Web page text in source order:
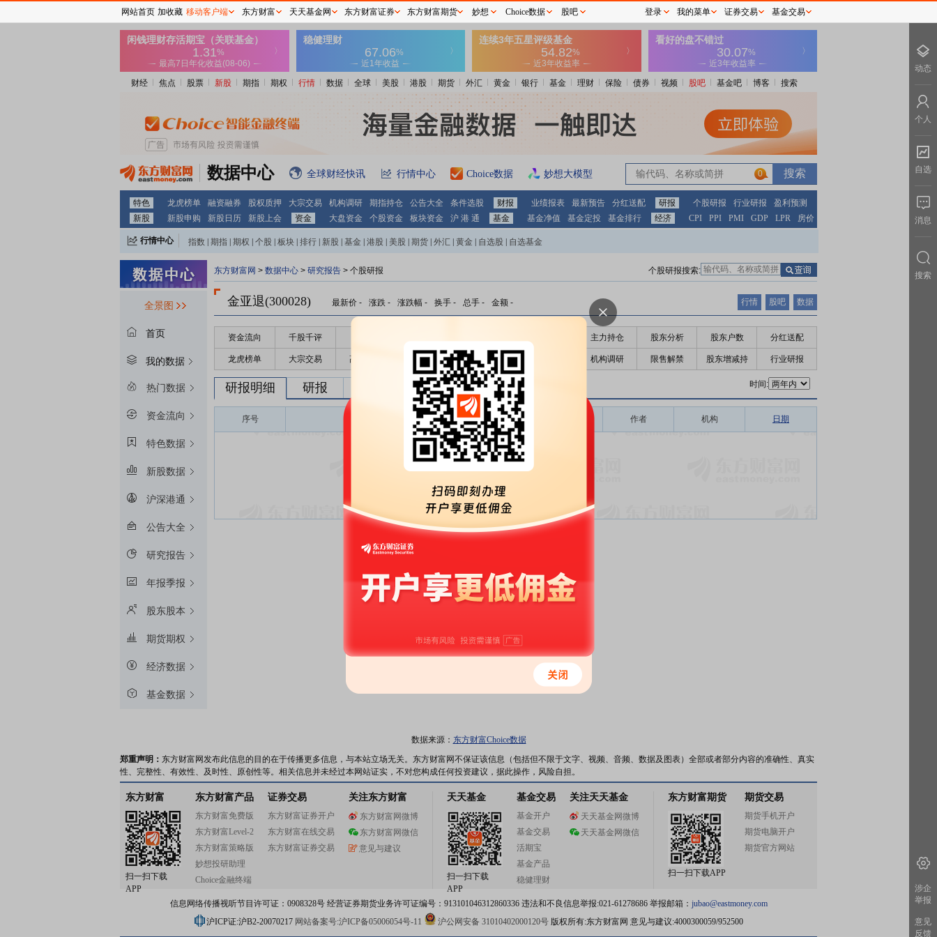
财经 焦点 股票 新股 期指 期权 行情 数据 全球 美股 港股 期货 外汇 黄金 银行 基金 理财 保险 债券 视频 股吧 基金吧 博客 搜索
数据中心 全球财经快讯 行情中心 Choice数据 妙想大模型 0
特色 龙虎榜单 融资融券 股权质押 大宗交易 机构调研 期指持仓 公告大全 条件选股 财报 业绩报表 最新预告 分红送配 研报 个股研报 行业研报
盈利预测
新股
新股申购 新股日历 新股上会 资金 大盘资金 个股资金 板块资金 沪 港 通 基金 基金净值 基金定投 基金排行 经济 CPI PPI PMI GDP LPR 房价
行情中心 指数 期指 期权 个股 板块 排行 新股 基金 港股 美股 期货 外汇 黄金 自选股 自选基金
全景图
首页
我的数据
热门数据
资金流向
特色数据
新股数据
沪深港通
公告大全
研究报告
年报季报
股东股本
期货期权
经济数据
基金数据
东方财富网 > 数据中心 > 研究报告 > 个股研报 个股研报搜索:
金亚退(300028) 最新价 - 涨跌 - 涨跌幅 - 换手 - 总手 - 金额 - 行情 股吧 数据
资金流向 千股千评 主力持仓 股东分析 股东户数 分红送配
龙虎榜单 大宗交易 高管持股 股东大会 个股研报 机构调研 限售解禁 股东增减持 行业研报
时间:
研报明细 研报
序号
东财
评级
作者 机构 日期
数据来源： 东方财富Choice数据
郑重声明： 东方财富网发布此信息的目的在于传播更多信息，与本站立场无关。东方财富网不保证该信息（包括但不限于文字、视频、音频、数据及图表）全部或者部分内容的准确性、真实
性、完整性、有效性、及时性、原创性等。相关信息并未经过本网站证实，不对您构成任何投资建议，据此操作，风险自担。
东方财富
扫一扫下载
APP
东方财富产品
东方财富免费版
东方财富Level-2
东方财富策略版
妙想投研助理
Choice金融终端
证券交易
东方财富证券开户
东方财富在线交易
东方财富证券交易
关注东方财富
东方财富网微博
东方财富网微信
意见与建议
天天基金
扫一扫下载
APP
基金交易
基金开户
基金交易
活期宝
基金产品
稳健理财
关注天天基金
天天基金网微博
天天基金网微信
东方财富期货
扫一扫下载APP
期货交易
期货手机开户
期货电脑开户
期货官方网站
信息网络传播视听节目许可证：0908328号 经营证券期货业务许可证编号：913101046312860336 违法和不良信息举报:021-61278686 举报邮箱： jubao@eastmoney.com
沪ICP证:沪B2-20070217 网站备案号:沪ICP备05006054号-11 沪公网安备 31010402000120号版权所有:东方财富网 意见与建议:4000300059/952500
网站首页 加收藏 移动客户端 东方财富 天天基金网 东方财富证券 东方财富期货 妙想 Choice数据 股吧 登录 我的菜单 证券交易 基金交易
动态
个人
自选
消息
搜索
涉企
举报
意见
反馈